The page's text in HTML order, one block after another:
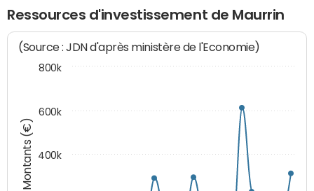
Ressources d'investissement de Maurrin
Montants (€)
(Source : JDN d'après ministère de l'Economie)
400k
600k
800k